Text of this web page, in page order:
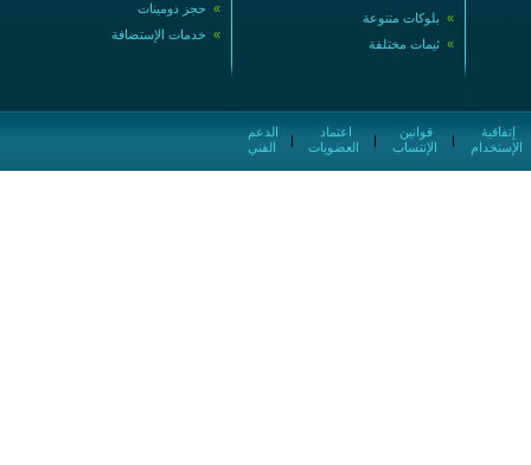
» حجز دومينات
» خدمات الإستضافة
» بلوكات متنوعة
» ثيمات مختلفة
الفني
|
العضويات
|
الإنتساب
|
الإستخدام